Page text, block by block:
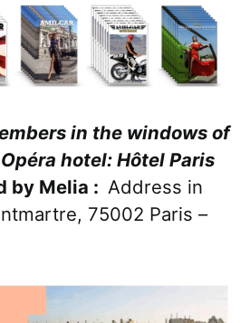
in the windows of
hotel: Hôtel Paris
by Melia : Address in
75002 Paris –